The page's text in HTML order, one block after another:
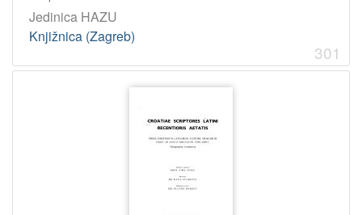
Jedinica HAZU
Knjižnica (Zagreb)
301